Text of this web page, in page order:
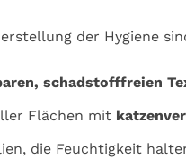
der Hygiene
schadstofffreien
Flächen mit
die Feuchtigkeit